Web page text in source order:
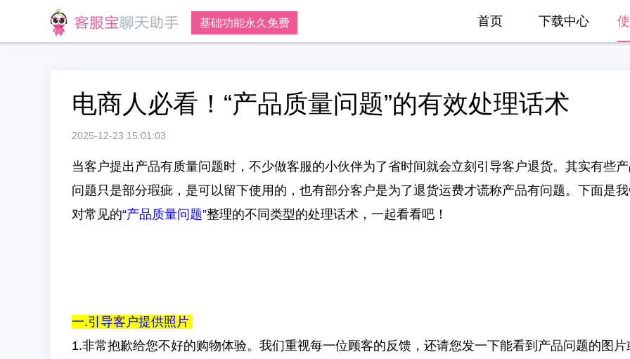
基础功能永久免费 首页 下载中心
电商人必看！“产品质量问题”的有效处理话术
2025-12-23 15:01:03
当客户提出产品有质量问题时，不少做客服的小伙伴为了省时间就会立刻引导客户退货。其实有些
问题只是部分瑕疵，是可以留下使用的，也有部分客户是为了退货运费才谎称产品有问题。下面是
对常见的“产品质量问题”整理的不同类型的处理话术，一起看看吧！
一.引导客户提供照片
1.非常抱歉给您不好的购物体验。我们重视每一位顾客的反馈，还请您发一下能看到产品问题的图片